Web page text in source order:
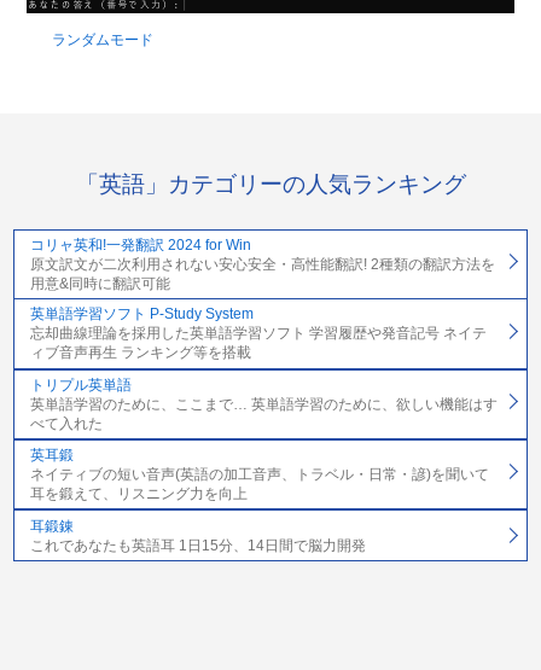
ランダムモード
「英語」カテゴリーの人気ランキング
コリャ英和!一発翻訳 2024 for Win
原文訳文が二次利用されない安心安全・高性能翻訳! 2種類の翻訳方法を
用意&同時に翻訳可能
英単語学習ソフト P-Study System
忘却曲線理論を採用した英単語学習ソフト 学習履歴や発音記号 ネイテ
ィブ音声再生 ランキング等を搭載
トリプル英単語
英単語学習のために、ここまで… 英単語学習のために、欲しい機能はす
べて入れた
英耳鍛
ネイティブの短い音声(英語の加工音声、トラベル・日常・諺)を聞いて
耳を鍛えて、リスニング力を向上
耳鍛錬
これであなたも英語耳 1日15分、14日間で脳力開発